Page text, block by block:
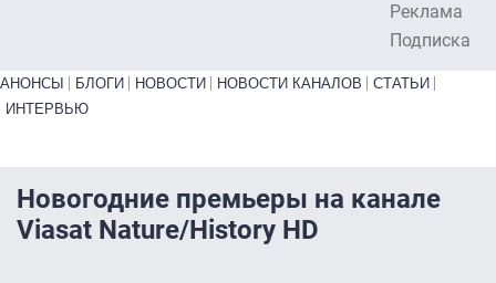
Реклама
Подписка
Primary links bottom
АНОНСЫ БЛОГИ НОВОСТИ НОВОСТИ КАНАЛОВ
СТАТЬИ
ИНТЕРВЬЮ
Новогодние премьеры на канале
Viasat Nature/History HD